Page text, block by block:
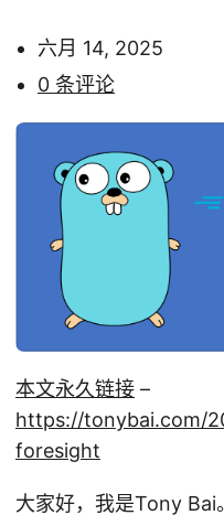
六月 14, 2025
0 条评论
本文永久链接 –
https://tonybai.com/
foresight
大家好，我是Tony Bai。